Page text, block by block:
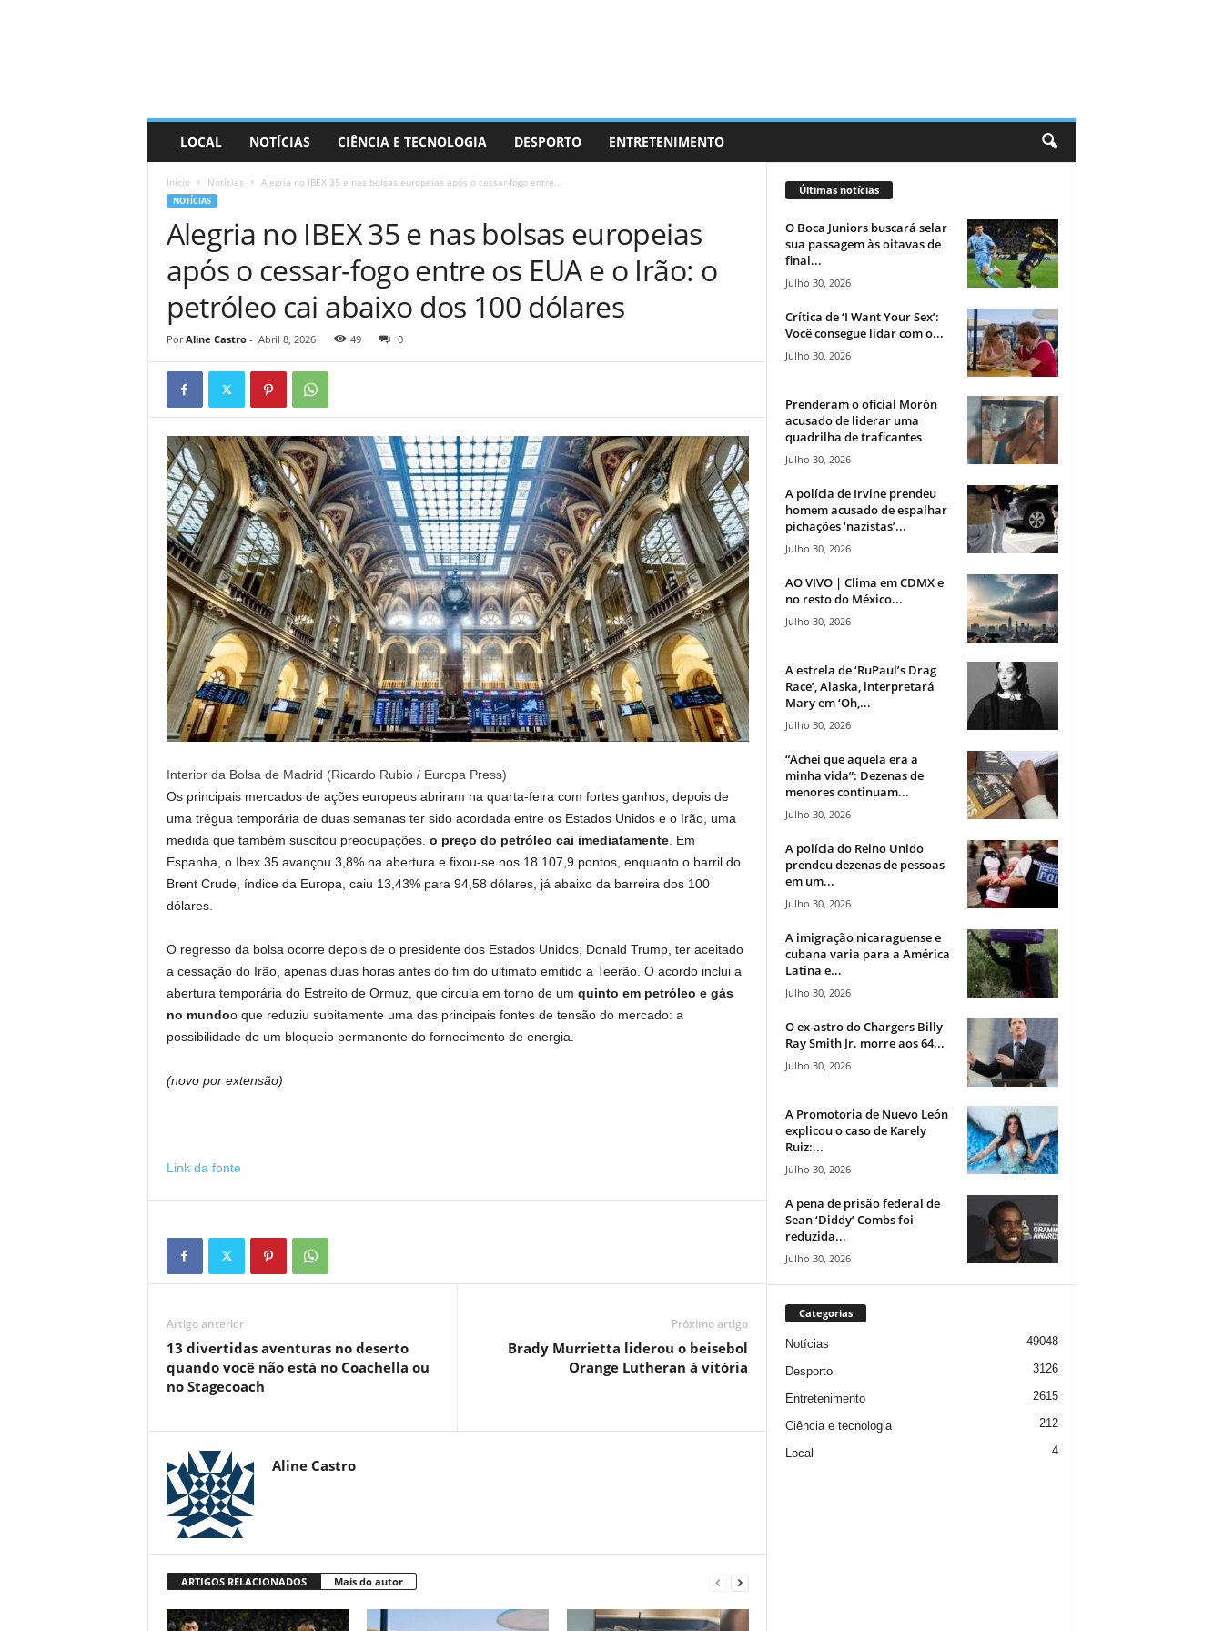
LOCAL NOTÍCIAS CIÊNCIA E TECNOLOGIA DESPORTO ENTRETENIMENTO
Início Notícias Alegria no IBEX 35 e nas bolsas europeias após o cessar-fogo entre...
NOTÍCIAS
Alegria no IBEX 35 e nas bolsas europeias
após o cessar-fogo entre os EUA e o Irão: o
petróleo cai abaixo dos 100 dólares
Por Aline Castro- Abril 8, 2026 49 0
Interior da Bolsa de Madrid (Ricardo Rubio / Europa Press)
Os principais mercados de ações europeus abriram na quarta-feira com fortes ganhos, depois de
uma trégua temporária de duas semanas ter sido acordada entre os Estados Unidos e o Irão, uma
medida que também suscitou preocupações. o preço do petróleo cai imediatamente. Em
Espanha, o Ibex 35 avançou 3,8% na abertura e fixou-se nos 18.107,9 pontos, enquanto o barril do
Brent Crude, índice da Europa, caiu 13,43% para 94,58 dólares, já abaixo da barreira dos 100
dólares.
O regresso da bolsa ocorre depois de o presidente dos Estados Unidos, Donald Trump, ter aceitado
a cessação do Irão, apenas duas horas antes do fim do ultimato emitido a Teerão. O acordo inclui a
abertura temporária do Estreito de Ormuz, que circula em torno de um quinto em petróleo e gás
no mundoo que reduziu subitamente uma das principais fontes de tensão do mercado: a
possibilidade de um bloqueio permanente do fornecimento de energia.
(novo por extensão)
Link da fonte
Artigo anterior
13 divertidas aventuras no deserto
quando você não está no Coachella ou
no Stagecoach
Próximo artigo
Brady Murrietta liderou o beisebol
Orange Lutheran à vitória
Aline Castro
ARTIGOS RELACIONADOS Mais do autor
Últimas notícias
O Boca Juniors buscará selar
sua passagem às oitavas de
final...
Julho 30, 2026
Crítica de ‘I Want Your Sex’:
Você consegue lidar com o...
Julho 30, 2026
Prenderam o oficial Morón
acusado de liderar uma
quadrilha de traficantes
Julho 30, 2026
A polícia de Irvine prendeu
homem acusado de espalhar
pichações ‘nazistas’...
Julho 30, 2026
AO VIVO | Clima em CDMX e
no resto do México...
Julho 30, 2026
A estrela de ‘RuPaul’s Drag
Race’, Alaska, interpretará
Mary em ‘Oh,...
Julho 30, 2026
“Achei que aquela era a
minha vida”: Dezenas de
menores continuam...
Julho 30, 2026
A polícia do Reino Unido
prendeu dezenas de pessoas
em um...
Julho 30, 2026
A imigração nicaraguense e
cubana varia para a América
Latina e...
Julho 30, 2026
O ex-astro do Chargers Billy
Ray Smith Jr. morre aos 64...
Julho 30, 2026
A Promotoria de Nuevo León
explicou o caso de Karely
Ruiz:...
Julho 30, 2026
A pena de prisão federal de
Sean ‘Diddy’ Combs foi
reduzida...
Julho 30, 2026
Categorias
Notícias 49048
Desporto 3126
Entretenimento 2615
Ciência e tecnologia 212
Local 4